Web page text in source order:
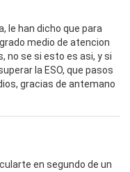
le han dicho que para
medio de atencion
no se si esto es asi, y si
la ESO, que pasos
gracias de antemano
en segundo de un